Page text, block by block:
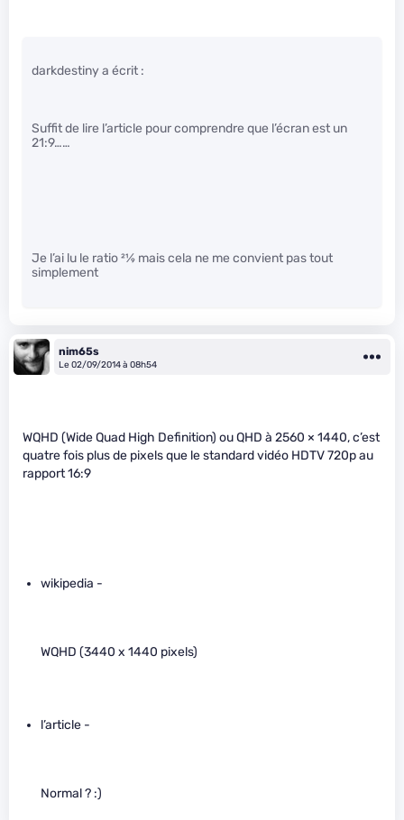
darkdestiny a écrit :
Suffit de lire l’article pour comprendre que l’écran est un
21:9……
Je l’ai lu le ratio21⁄9 mais cela ne me convient pas tout
simplement
nim65s
Le 02/09/2014 à 08h54
WQHD (Wide Quad High Definition) ou QHD à 2560 × 1440, c’est
quatre fois plus de pixels que le standard vidéo HDTV 720p au
rapport 16:9
wikipedia -
WQHD (3440 x 1440 pixels)
l’article -
Normal ? :)